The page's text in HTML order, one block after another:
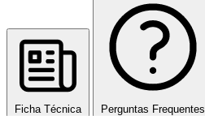
Ficha Técnica Perguntas Frequentes